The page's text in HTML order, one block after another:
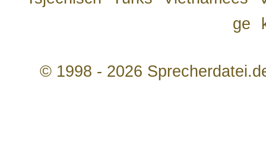
ge
© 1998 - 2026